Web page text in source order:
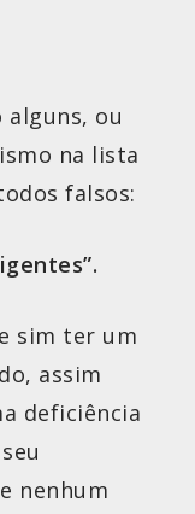
alguns, ou
na lista
falsos:
.
sim ter um
assim
deficiência
nenhum